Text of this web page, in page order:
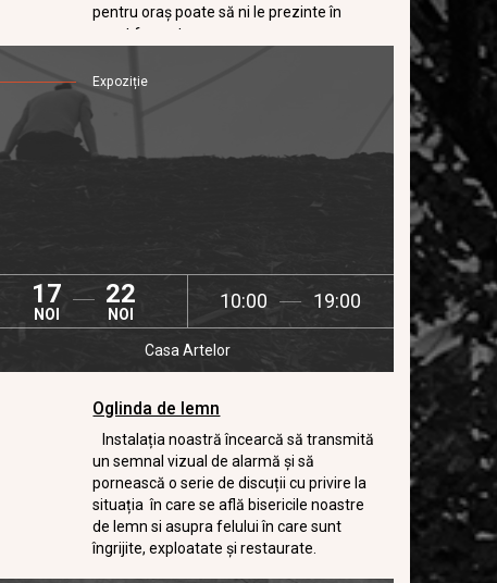
pentru oraș poate să ni le prezinte în
acest format.
Expoziție
17
NOI
22
NOI
10:00 19:00
Casa Artelor
Oglinda de lemn
Instalația noastră încearcă să transmită
un semnal vizual de alarmă și să
pornească o serie de discuții cu privire la
situația în care se află bisericile noastre
de lemn si asupra felului în care sunt
îngrijite, exploatate și restaurate.